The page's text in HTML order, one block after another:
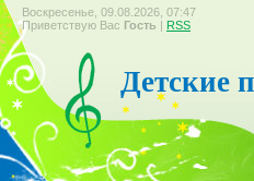
Воскресенье, 09.08.2026, 07:47
Приветствую Вас Гость | RSS
Детские